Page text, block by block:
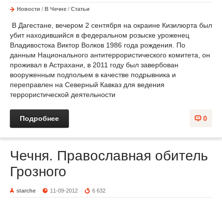
Новости / В Чечне / Статьи
В Дагестане, вечером 2 сентября на окраине Кизилюрта был
убит находившийся в федеральном розыске уроженец
Владивостока Виктор Волков 1986 года рождения. По
данным Национального антитеррористического комитета, он
проживал в Астрахани, в 2011 году был завербован
вооруженным подпольем в качестве подрывника и
переправлен на Северный Кавказ для ведения
террористической деятельности
0
Подробнее
Чечня. Православная обитель
Грозного
starche 11-09-2012 6 632